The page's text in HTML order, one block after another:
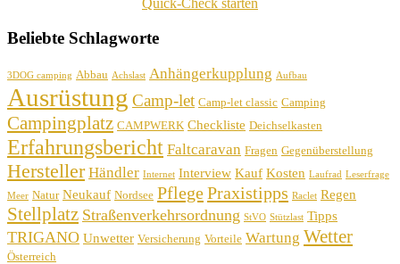
Quick-Check starten
Beliebte Schlagworte
3DOG camping Abbau Achslast Anhängerkupplung Aufbau
Ausrüstung Camp-let Camp-let classic Camping
Campingplatz CAMPWERK Checkliste Deichselkasten
Erfahrungsbericht Faltcaravan Fragen Gegenüberstellung
Hersteller Händler Internet Interview Kauf Kosten Laufrad Leserfrage
Meer Natur Neukauf Nordsee PflegePraxistipps Raclet Regen
Stellplatz Straßenverkehrsordnung StVO Stützlast Tipps
TRIGANO Unwetter Versicherung Vorteile Wartung Wetter
Österreich